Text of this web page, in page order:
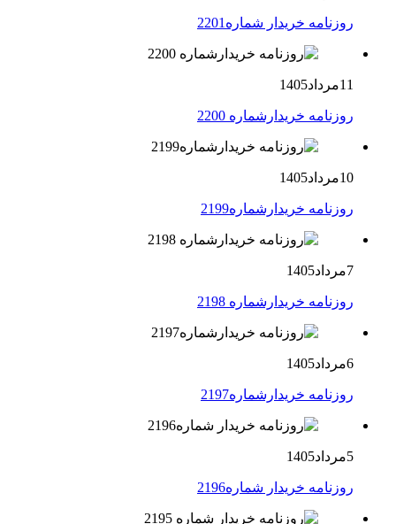
روزنامه خریدار شماره2201
11مرداد1405
روزنامه خریدارشماره 2200
10مرداد1405
روزنامه خریدارشماره2199
7مرداد1405
روزنامه خریدارشماره 2198
6مرداد1405
روزنامه خریدارشماره2197
5مرداد1405
روزنامه خریدار شماره2196